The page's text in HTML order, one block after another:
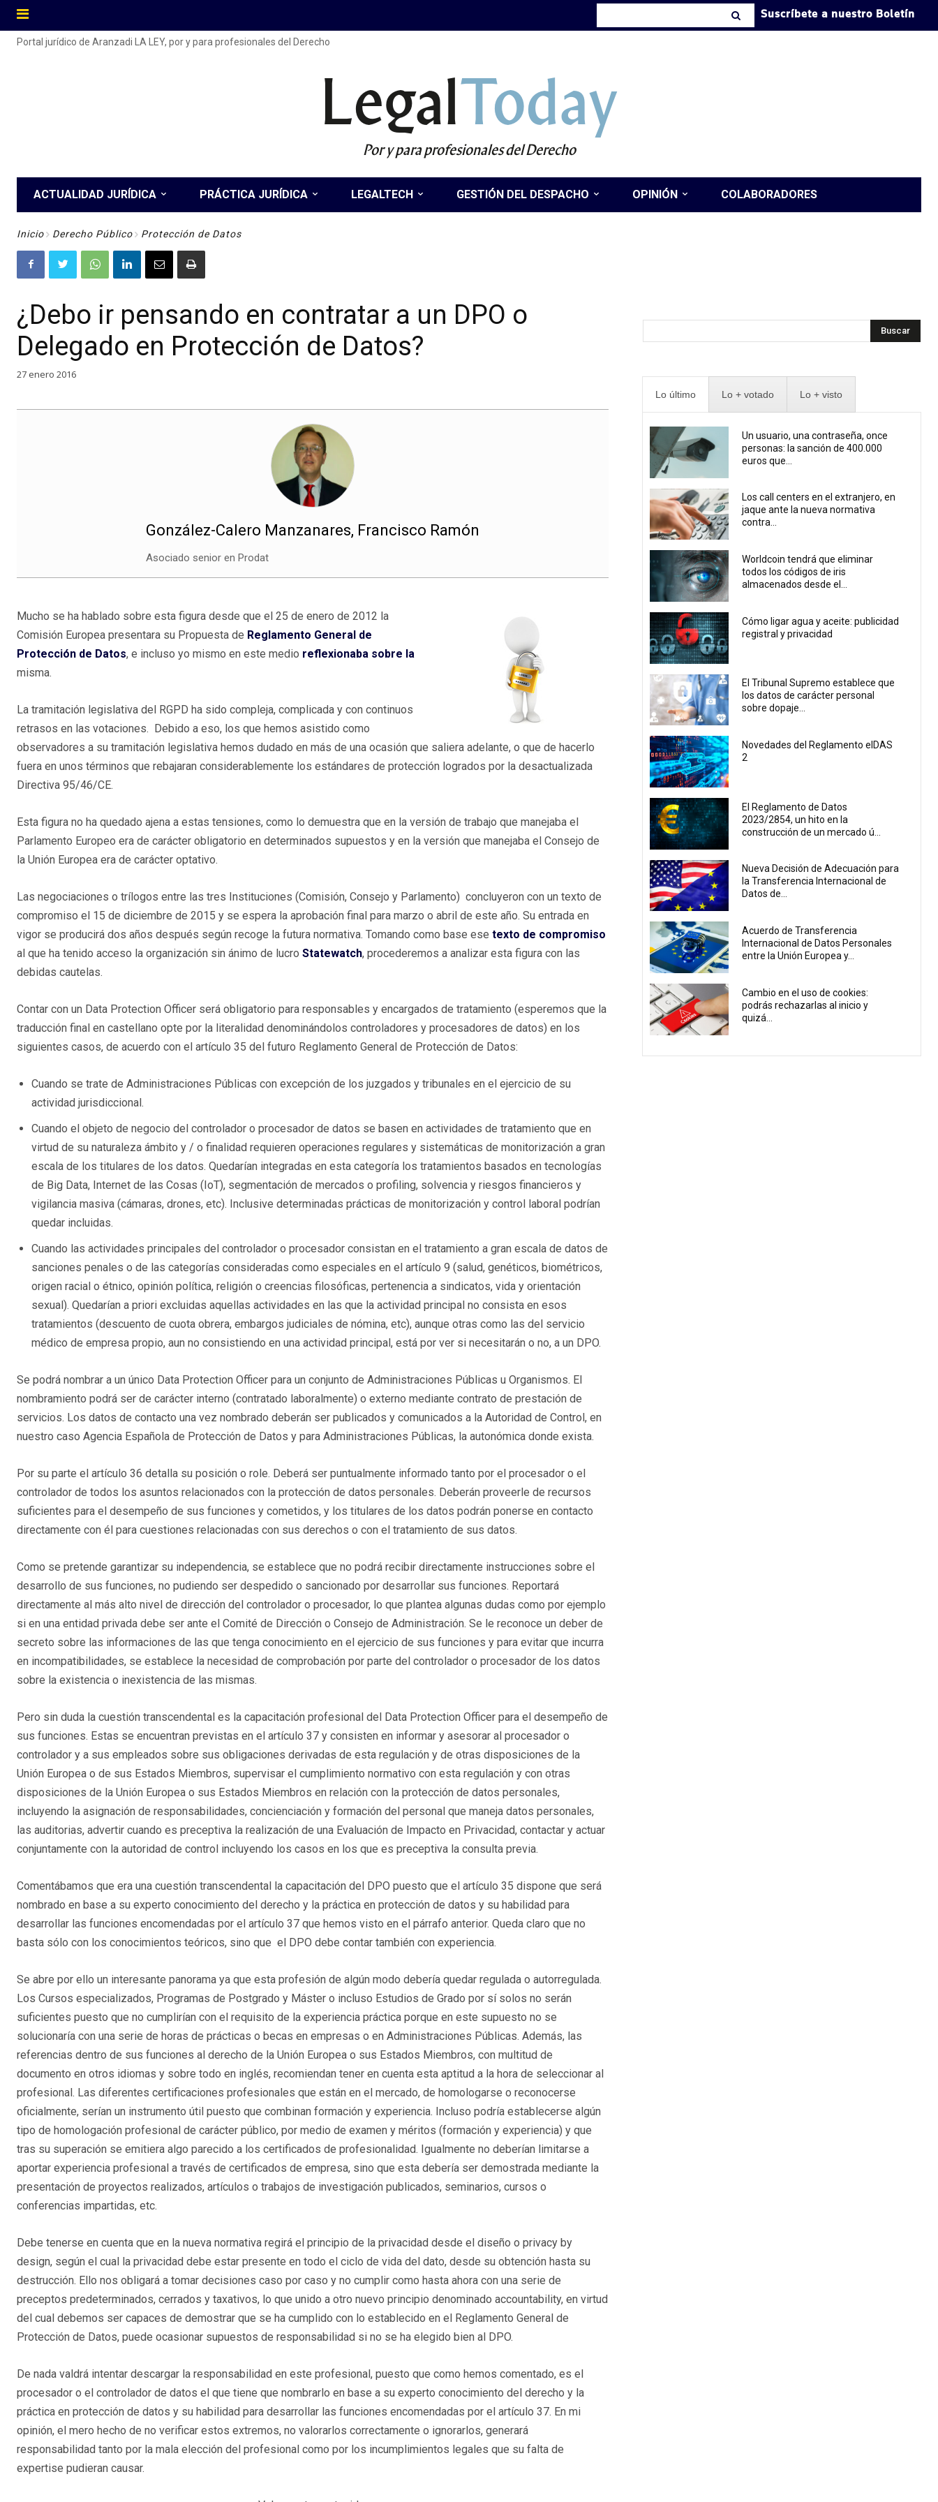
Suscríbete a nuestro Boletín
Portal jurídico de Aranzadi LA LEY, por y para profesionales del Derecho
LegalToday
Por y para profesionales del Derecho
ACTUALIDAD JURÍDICA PRÁCTICA JURÍDICA LEGALTECH GESTIÓN DEL DESPACHO OPINIÓN COLABORADORES
Inicio Derecho Público Protección de Datos
¿Debo ir pensando en contratar a un DPO o
Delegado en Protección de Datos?
27 enero 2016
González-Calero Manzanares, Francisco Ramón
Asociado senior en Prodat
Mucho se ha hablado sobre esta figura desde que el 25 de enero de 2012 la
Comisión Europea presentara su Propuesta de Reglamento General de
Protección de Datos, e incluso yo mismo en este medio reflexionaba sobre la
misma.
La tramitación legislativa del RGPD ha sido compleja, complicada y con continuos
retrasos en las votaciones. Debido a eso, los que hemos asistido como
observadores a su tramitación legislativa hemos dudado en más de una ocasión que saliera adelante, o que de hacerlo
fuera en unos términos que rebajaran considerablemente los estándares de protección logrados por la desactualizada
Directiva 95/46/CE.
Esta figura no ha quedado ajena a estas tensiones, como lo demuestra que en la versión de trabajo que manejaba el
Parlamento Europeo era de carácter obligatorio en determinados supuestos y en la versión que manejaba el Consejo de
la Unión Europea era de carácter optativo.
Las negociaciones o trílogos entre las tres Instituciones (Comisión, Consejo y Parlamento) concluyeron con un texto de
compromiso el 15 de diciembre de 2015 y se espera la aprobación final para marzo o abril de este año. Su entrada en
vigor se producirá dos años después según recoge la futura normativa. Tomando como base ese texto de compromiso
al que ha tenido acceso la organización sin ánimo de lucro Statewatch, procederemos a analizar esta figura con las
debidas cautelas.
Contar con un Data Protection Officer será obligatorio para responsables y encargados de tratamiento (esperemos que la
traducción final en castellano opte por la literalidad denominándolos controladores y procesadores de datos) en los
siguientes casos, de acuerdo con el artículo 35 del futuro Reglamento General de Protección de Datos:
Cuando se trate de Administraciones Públicas con excepción de los juzgados y tribunales en el ejercicio de su
actividad jurisdiccional.
Cuando el objeto de negocio del controlador o procesador de datos se basen en actividades de tratamiento que en
virtud de su naturaleza ámbito y / o finalidad requieren operaciones regulares y sistemáticas de monitorización a gran
escala de los titulares de los datos. Quedarían integradas en esta categoría los tratamientos basados en tecnologías
de Big Data, Internet de las Cosas (IoT), segmentación de mercados o profiling, solvencia y riesgos financieros y
vigilancia masiva (cámaras, drones, etc). Inclusive determinadas prácticas de monitorización y control laboral podrían
quedar incluidas.
Cuando las actividades principales del controlador o procesador consistan en el tratamiento a gran escala de datos de
sanciones penales o de las categorías consideradas como especiales en el artículo 9 (salud, genéticos, biométricos,
origen racial o étnico, opinión política, religión o creencias filosóficas, pertenencia a sindicatos, vida y orientación
sexual). Quedarían a priori excluidas aquellas actividades en las que la actividad principal no consista en esos
tratamientos (descuento de cuota obrera, embargos judiciales de nómina, etc), aunque otras como las del servicio
médico de empresa propio, aun no consistiendo en una actividad principal, está por ver si necesitarán o no, a un DPO.
Se podrá nombrar a un único Data Protection Officer para un conjunto de Administraciones Públicas u Organismos. El
nombramiento podrá ser de carácter interno (contratado laboralmente) o externo mediante contrato de prestación de
servicios. Los datos de contacto una vez nombrado deberán ser publicados y comunicados a la Autoridad de Control, en
nuestro caso Agencia Española de Protección de Datos y para Administraciones Públicas, la autonómica donde exista.
Por su parte el artículo 36 detalla su posición o role. Deberá ser puntualmente informado tanto por el procesador o el
controlador de todos los asuntos relacionados con la protección de datos personales. Deberán proveerle de recursos
suficientes para el desempeño de sus funciones y cometidos, y los titulares de los datos podrán ponerse en contacto
directamente con él para cuestiones relacionadas con sus derechos o con el tratamiento de sus datos.
Como se pretende garantizar su independencia, se establece que no podrá recibir directamente instrucciones sobre el
desarrollo de sus funciones, no pudiendo ser despedido o sancionado por desarrollar sus funciones. Reportará
directamente al más alto nivel de dirección del controlador o procesador, lo que plantea algunas dudas como por ejemplo
si en una entidad privada debe ser ante el Comité de Dirección o Consejo de Administración. Se le reconoce un deber de
secreto sobre las informaciones de las que tenga conocimiento en el ejercicio de sus funciones y para evitar que incurra
en incompatibilidades, se establece la necesidad de comprobación por parte del controlador o procesador de los datos
sobre la existencia o inexistencia de las mismas.
Pero sin duda la cuestión transcendental es la capacitación profesional del Data Protection Officer para el desempeño de
sus funciones. Estas se encuentran previstas en el artículo 37 y consisten en informar y asesorar al procesador o
controlador y a sus empleados sobre sus obligaciones derivadas de esta regulación y de otras disposiciones de la
Unión Europea o de sus Estados Miembros, supervisar el cumplimiento normativo con esta regulación y con otras
disposiciones de la Unión Europea o sus Estados Miembros en relación con la protección de datos personales,
incluyendo la asignación de responsabilidades, concienciación y formación del personal que maneja datos personales,
las auditorias, advertir cuando es preceptiva la realización de una Evaluación de Impacto en Privacidad, contactar y actuar
conjuntamente con la autoridad de control incluyendo los casos en los que es preceptiva la consulta previa.
Comentábamos que era una cuestión transcendental la capacitación del DPO puesto que el artículo 35 dispone que será
nombrado en base a su experto conocimiento del derecho y la práctica en protección de datos y su habilidad para
desarrollar las funciones encomendadas por el artículo 37 que hemos visto en el párrafo anterior. Queda claro que no
basta sólo con los conocimientos teóricos, sino que el DPO debe contar también con experiencia.
Se abre por ello un interesante panorama ya que esta profesión de algún modo debería quedar regulada o autorregulada.
Los Cursos especializados, Programas de Postgrado y Máster o incluso Estudios de Grado por sí solos no serán
suficientes puesto que no cumplirían con el requisito de la experiencia práctica porque en este supuesto no se
solucionaría con una serie de horas de prácticas o becas en empresas o en Administraciones Públicas. Además, las
referencias dentro de sus funciones al derecho de la Unión Europea o sus Estados Miembros, con multitud de
documento en otros idiomas y sobre todo en inglés, recomiendan tener en cuenta esta aptitud a la hora de seleccionar al
profesional. Las diferentes certificaciones profesionales que están en el mercado, de homologarse o reconocerse
oficialmente, serían un instrumento útil puesto que combinan formación y experiencia. Incluso podría establecerse algún
tipo de homologación profesional de carácter público, por medio de examen y méritos (formación y experiencia) y que
tras su superación se emitiera algo parecido a los certificados de profesionalidad. Igualmente no deberían limitarse a
aportar experiencia profesional a través de certificados de empresa, sino que esta debería ser demostrada mediante la
presentación de proyectos realizados, artículos o trabajos de investigación publicados, seminarios, cursos o
conferencias impartidas, etc.
Debe tenerse en cuenta que en la nueva normativa regirá el principio de la privacidad desde el diseño o privacy by
design, según el cual la privacidad debe estar presente en todo el ciclo de vida del dato, desde su obtención hasta su
destrucción. Ello nos obligará a tomar decisiones caso por caso y no cumplir como hasta ahora con una serie de
preceptos predeterminados, cerrados y taxativos, lo que unido a otro nuevo principio denominado accountability, en virtud
del cual debemos ser capaces de demostrar que se ha cumplido con lo establecido en el Reglamento General de
Protección de Datos, puede ocasionar supuestos de responsabilidad si no se ha elegido bien al DPO.
De nada valdrá intentar descargar la responsabilidad en este profesional, puesto que como hemos comentado, es el
procesador o el controlador de datos el que tiene que nombrarlo en base a su experto conocimiento del derecho y la
práctica en protección de datos y su habilidad para desarrollar las funciones encomendadas por el artículo 37. En mi
opinión, el mero hecho de no verificar estos extremos, no valorarlos correctamente o ignorarlos, generará
responsabilidad tanto por la mala elección del profesional como por los incumplimientos legales que su falta de
expertise pudieran causar.
Buscar
Lo último Lo + votado Lo + visto
Un usuario, una contraseña, once
personas: la sanción de 400.000
euros que...
Los call centers en el extranjero, en
jaque ante la nueva normativa
contra...
Worldcoin tendrá que eliminar
todos los códigos de iris
almacenados desde el...
Cómo ligar agua y aceite: publicidad
registral y privacidad
El Tribunal Supremo establece que
los datos de carácter personal
sobre dopaje...
Novedades del Reglamento eIDAS
2
El Reglamento de Datos
2023/2854, un hito en la
construcción de un mercado ú...
Nueva Decisión de Adecuación para
la Transferencia Internacional de
Datos de...
Acuerdo de Transferencia
Internacional de Datos Personales
entre la Unión Europea y...
Cambio en el uso de cookies:
podrás rechazarlas al inicio y
quizá...